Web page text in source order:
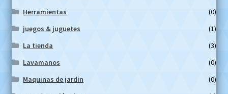
Herramientas
(0)
juegos & juguetes
(1)
La tienda
(3)
Lavamanos
(0)
Maquinas de jardin
(0)